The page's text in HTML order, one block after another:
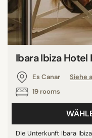
Ibara Ibiza
Es Canar
Siehe
19 rooms
Die Unterkunft Ibara